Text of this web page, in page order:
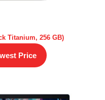
Titanium, 256 GB)
Price